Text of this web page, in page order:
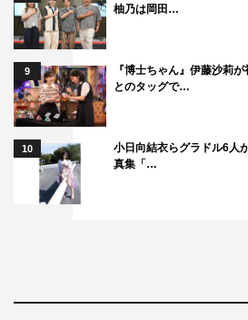
柚乃は岡田…
9
『博士ちゃん』伊藤沙莉
とのタッグで…
10
小日向結衣らグラドル6人
真集「…